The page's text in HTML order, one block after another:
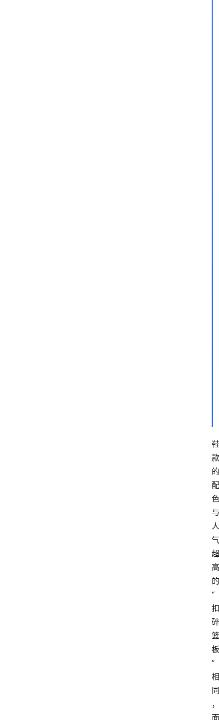
鞋
款
的
配
色
与
人
气
超
高
的
“
扣
碎
篮
板
”
相
同
，
面